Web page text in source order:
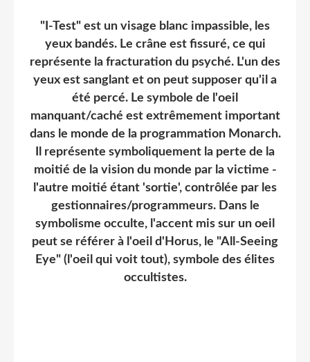
"I-Test" est un visage blanc impassible, les
yeux bandés. Le crâne est fissuré, ce qui
représente la fracturation du psyché. L'un des
yeux est sanglant et on peut supposer qu'il a
été percé. Le symbole de l'oeil
manquant/caché est extrêmement important
dans le monde de la programmation Monarch.
Il représente symboliquement la perte de la
moitié de la vision du monde par la victime -
l'autre moitié étant 'sortie', contrôlée par les
gestionnaires/programmeurs. Dans le
symbolisme occulte, l'accent mis sur un oeil
peut se référer à l'oeil d'Horus, le "All-Seeing
Eye" (l'oeil qui voit tout), symbole des élites
occultistes.